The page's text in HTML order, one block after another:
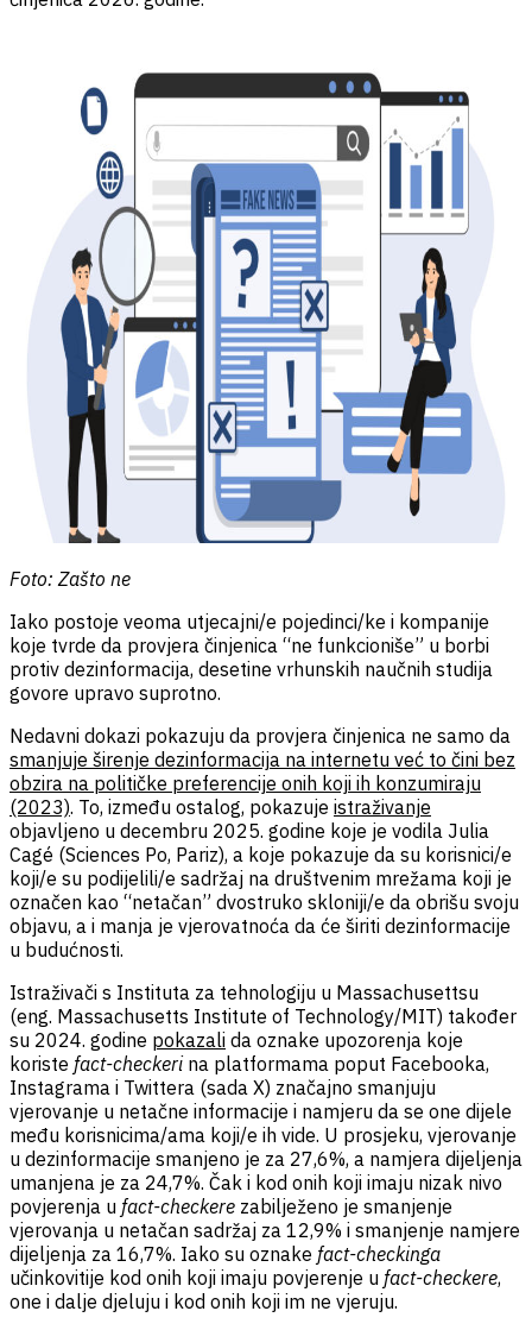
Foto: Zašto ne
Iako postoje veoma utjecajni/e pojedinci/ke i kompanije
koje tvrde da provjera činjenica “ne funkcioniše” u borbi
protiv dezinformacija, desetine vrhunskih naučnih studija
govore upravo suprotno.
Nedavni dokazi pokazuju da provjera činjenica ne samo da
smanjuje širenje dezinformacija na internetu već to čini bez
obzira na političke preferencije onih koji ih konzumiraju
(2023). To, između ostalog, pokazuje istraživanje
objavljeno u decembru 2025. godine koje je vodila Julia
Cagé (Sciences Po, Pariz), a koje pokazuje da su korisnici/e
koji/e su podijelili/e sadržaj na društvenim mrežama koji je
označen kao “netačan” dvostruko skloniji/e da obrišu svoju
objavu, a i manja je vjerovatnoća da će širiti dezinformacije
u budućnosti.
Istraživači s Instituta za tehnologiju u Massachusettsu
(eng. Massachusetts Institute of Technology/MIT) također
su 2024. godine pokazali da oznake upozorenja koje
koriste fact-checkerina platformama poput Facebooka,
Instagrama i Twittera (sada X) značajno smanjuju
vjerovanje u netačne informacije i namjeru da se one dijele
među korisnicima/ama koji/e ih vide. U prosjeku, vjerovanje
u dezinformacije smanjeno je za 27,6%, a namjera dijeljenja
umanjena je za 24,7%. Čak i kod onih koji imaju nizak nivo
povjerenja u fact-checkere zabilježeno je smanjenje
vjerovanja u netačan sadržaj za 12,9% i smanjenje namjere
dijeljenja za 16,7%. Iako su oznake fact-checkinga
učinkovitije kod onih koji imaju povjerenje u fact-checkere,
one i dalje djeluju i kod onih koji im ne vjeruju.